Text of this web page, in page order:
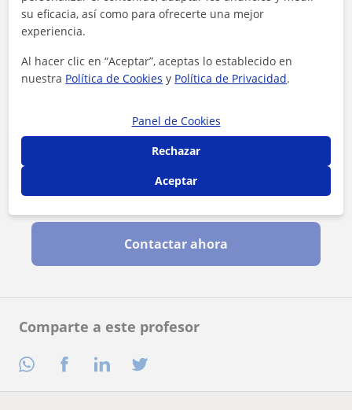
Comparte a este profesor
Al hacer clic, aceptas nuestroaviso legaly deprivacidad
Contactar ahora
su eficacia, así como para ofrecerte una mejor
experiencia.
Al hacer clic en “Aceptar”, aceptas lo establecido en
nuestra Política de Cookies y Política de Privacidad.
Panel de Cookies
Rechazar
Aceptar